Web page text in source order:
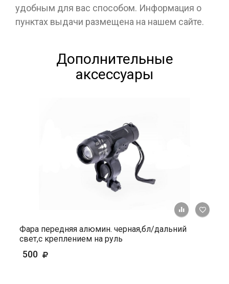
удобным для вас способом. Информация о
пунктах выдачи размещена на нашем сайте.
Дополнительные
аксессуары
+ К
Фара передняя алюмин. черная,бл/дальний
свет,с креплением на руль
500